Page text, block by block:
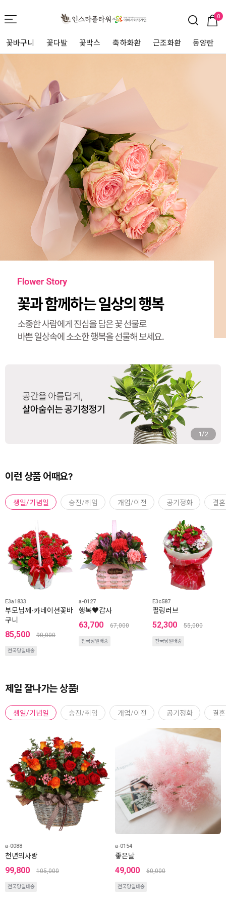
0
꽃바구니 꽃다발 꽃박스 축하화환 근조화환 동양란
2 /2
이런 상품 어때요?
생일/기념일 승진/취임 개업/이전 공기정화 결
E3a1833
부모님께-카네이션꽃바
구니
85,500 90,000
전국당일배송
a-0127
행복♥감사
63,700 67,000
전국당일배송
E3c587
필링러브
52,300 55,000
전국당일배송
제일 잘나가는 상품!
생일/기념일 승진/취임 개업/이전 공기정화 결
a-0088
천년의사랑
99,800 105,000
전국당일배송
a-0154
좋은날
49,000 60,000
전국당일배송